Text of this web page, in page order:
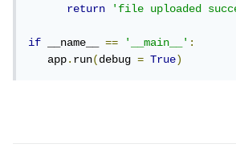
return
'file uploaded
if __name__ == '__main__':
   app
.run(debug = True)